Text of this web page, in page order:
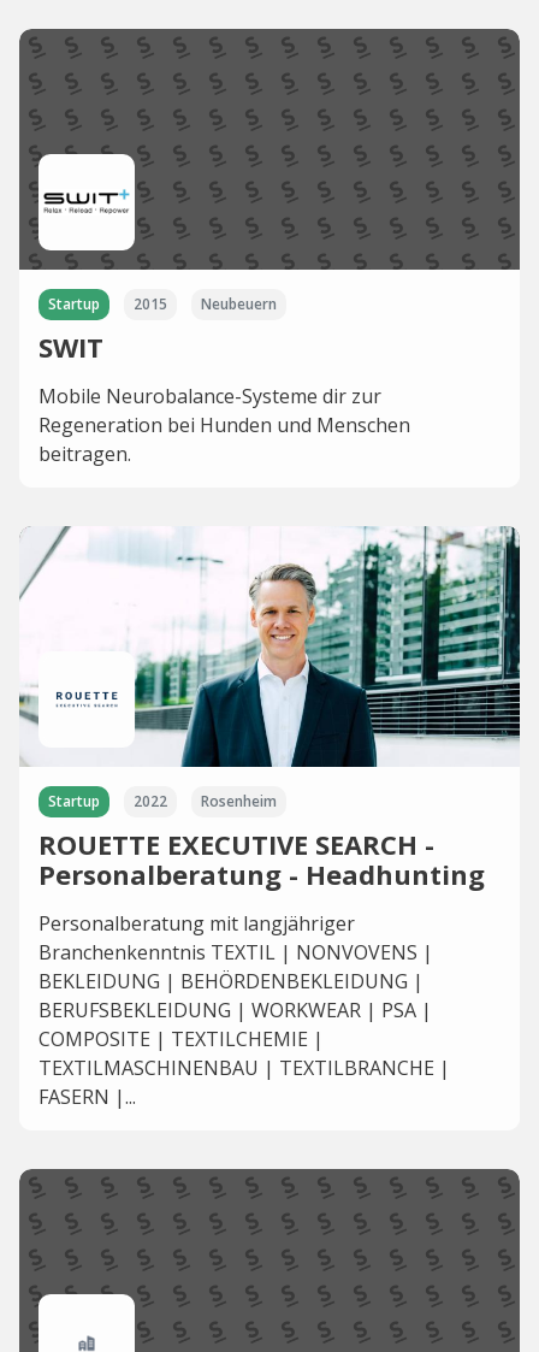
Startup 2015 Neubeuern
SWIT
Mobile Neurobalance-Systeme dir zur
Regeneration bei Hunden und Menschen
beitragen.
Startup 2022 Rosenheim
ROUETTE EXECUTIVE SEARCH -
Personalberatung - Headhunting
Personalberatung mit langjähriger
Branchenkenntnis TEXTIL | NONVOVENS |
BEKLEIDUNG | BEHÖRDENBEKLEIDUNG |
BERUFSBEKLEIDUNG | WORKWEAR | PSA |
COMPOSITE | TEXTILCHEMIE |
TEXTILMASCHINENBAU | TEXTILBRANCHE |
FASERN |...